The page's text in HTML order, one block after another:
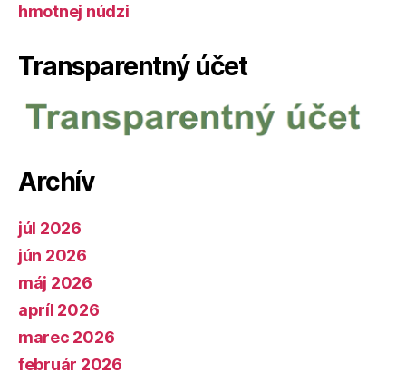
hmotnej núdzi
Transparentný účet
Archív
júl 2026
jún 2026
máj 2026
apríl 2026
marec 2026
február 2026